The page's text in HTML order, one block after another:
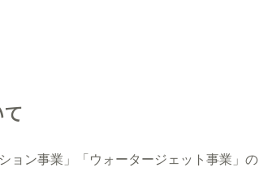
ョン事業」「ウォータージェット事業」の